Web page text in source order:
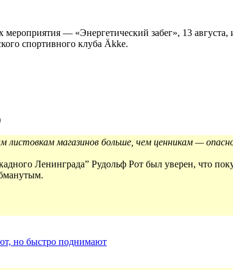
— «Энергетический забег», 13
спортивного клуба Äkke.
листовкам магазинов больше, чем ценникам —
Ленинграда” Рудольф Рот был уверен, что
но быстро поднимают